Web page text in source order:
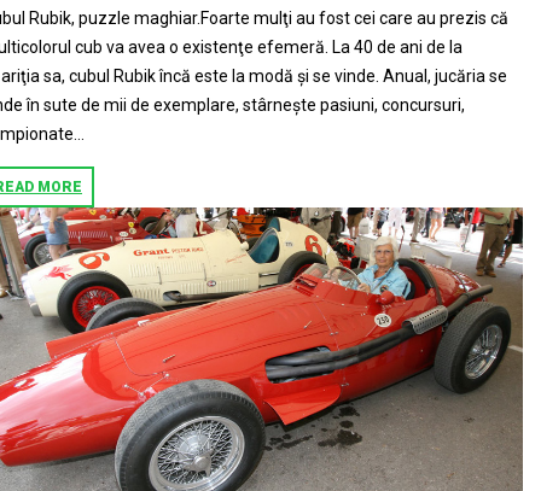
Rubik, puzzle maghiar.Foarte mulţi au fost cei care au prezis că
cub va avea o existenţe efemeră. La 40 de ani de la
sa, cubul Rubik încă este la modă şi se vinde. Anual, jucăria se
în sute de mii de exemplare, stârneşte pasiuni, concursuri,
MORE